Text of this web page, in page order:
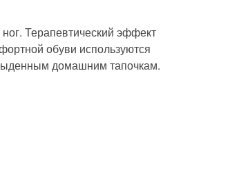
Терапевтический эффект
обуви используются
домашним тапочкам.